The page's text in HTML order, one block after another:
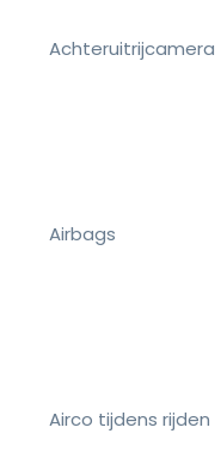
Achteruitrijcamera
Airbags
Airco tijdens rijden